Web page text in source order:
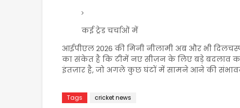
कई ट्रेड चर्चाओं में
आईपीएल 2026 की मिनी नीलामी अब और भी
का संकेत है कि टीमें नए सीज़न के लिए बड़े बदलाव
इंतज़ार है, जो अगले कुछ घंटों में सामने आने की
Tags cricket news